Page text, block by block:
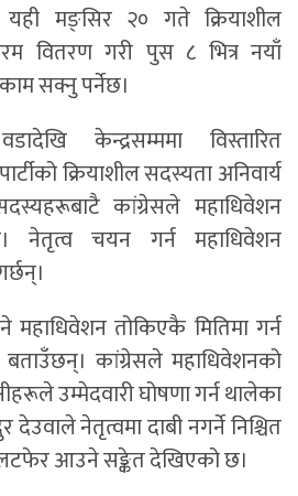
यही मङ्सिर २० गते क्रियाशील
वितरण गरी पुस ८ भित्र नयाँ
सक्नु पर्नेछ।
केन्द्रसम्ममा विस्तारित
क्रियाशील सदस्यता अनिवार्य
कांग्रेसले महाधिवेशन
नेतृत्व चयन गर्न महाधिवेशन
महाधिवेशन तोकिएकै मितिमा गर्न
कांग्रेसले महाधिवेशनको
उम्मेदवारी घोषणा गर्न थालेका
नेतृत्वमा दाबी नगर्ने निश्चित
आउने सङ्केत देखिएको छ।